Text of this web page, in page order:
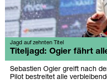
Jagd auf zehnten Titel
Titeljagd: Ogier fährt
Sebastien Ogier greift nach
Pilot bestreitet alle